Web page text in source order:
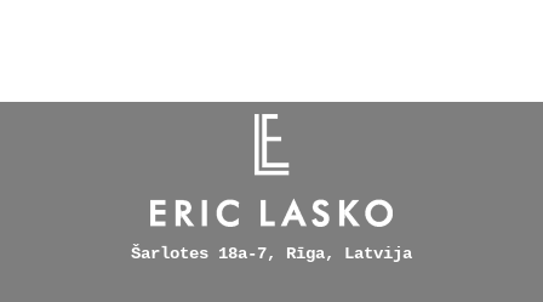
Šarlotes 18a-7, Rīga, Latvija